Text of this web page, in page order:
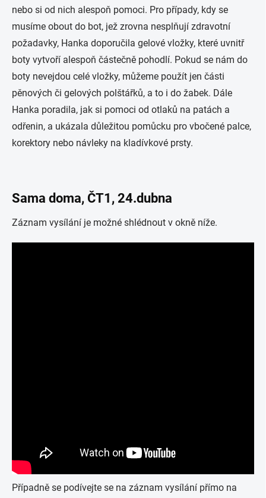
nebo si od nich alespoň pomoci. Pro případy, kdy se
musíme obout do bot, jež zrovna nesplňují zdravotní
požadavky, Hanka doporučila gelové vložky, které uvnitř
boty vytvoří alespoň částečně pohodlí. Pokud se nám do
boty nevejdou celé vložky, můžeme použít jen části
pěnových či gelových polštářků, a to i do žabek. Dále
Hanka poradila, jak si pomoci od otlaků na patách a
odřenin, a ukázala důležitou pomůcku pro vbočené palce,
korektory nebo návleky na kladívkové prsty.
Sama doma, ČT1, 24.dubna
Záznam vysílání je možné shlédnout v okně níže.
Případně se podívejte se na záznam vysílání přímo na